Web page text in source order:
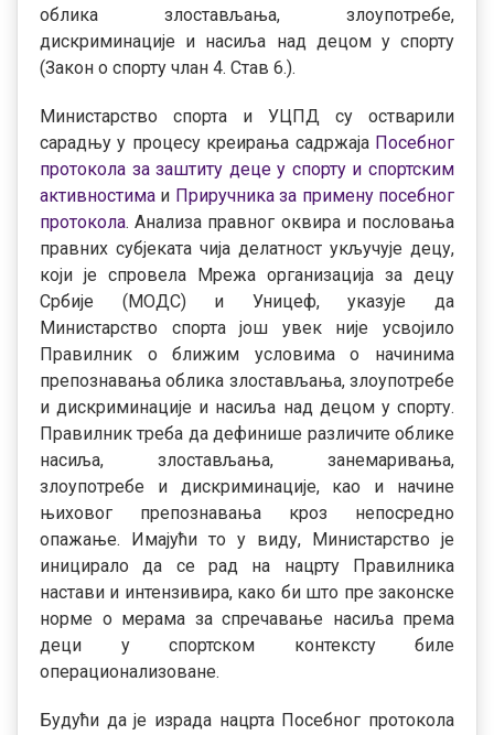
облика злостављања, злоупотребе,
дискриминације и насиља над децом у спорту
(Закон о спорту члан 4. Став 6.).
Министарство спорта и УЦПД су остварили
сарадњу у процесу креирања садржаја Посебног
протокола за заштиту деце у спорту и спортским
активностима и Приручника за примену посебног
протокола. Анализа правног оквира и пословања
правних субјеката чија делатност укључује децу,
који је спровела Мрежа организација за децу
Србије (МОДС) и Уницеф, указује да
Министарство спорта још увек није усвојило
Правилник о ближим условима о начинима
препознавања облика злостављања, злоупотребе
и дискриминације и насиља над децом у спорту.
Правилник треба да дефинише различите облике
насиља, злостављања, занемаривања,
злоупотребе и дискриминације, као и начине
њиховог препознавања кроз непосредно
опажање. Имајући то у виду, Министарство је
иницирало да се рад на нацрту Правилника
настави и интензивира, како би што пре законске
норме о мерама за спречавање насиља према
деци у спортском контексту биле
операционализоване.
Будући да је израда нацрта Посебног протокола